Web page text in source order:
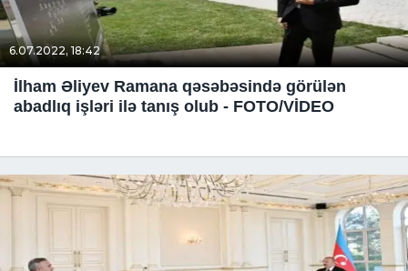
6.07.2022, 18:42
İlham Əliyev Ramana qəsəbəsində görülən
abadlıq işləri ilə tanış olub - FOTO/VİDEO